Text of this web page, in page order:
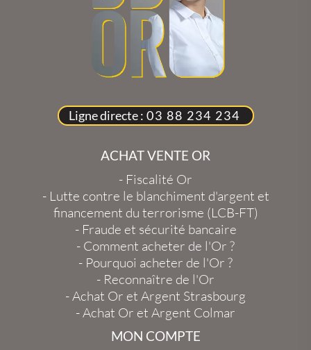
Ligne directe : 03 88 234 234
ACHAT VENTE OR
- Fiscalité Or
- Lutte contre le blanchiment d'argent et
financement du terrorisme (LCB-FT)
- Fraude et sécurité bancaire
- Comment acheter de l'Or ?
- Pourquoi acheter de l'Or ?
- Reconnaître de l'Or
-Achat Or et Argent Strasbourg
-Achat Or et Argent Colmar
MON COMPTE